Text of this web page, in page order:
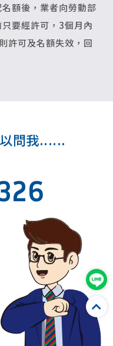
額後，業者向勞動部
要經許可，3個月內
許可及名額失效，回
問我......